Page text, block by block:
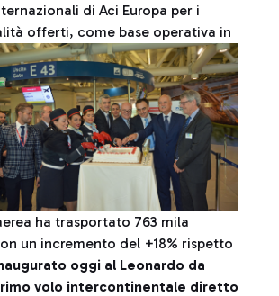
di Aci Europa per i
offerti, come base operativa in
ha trasportato 763 mila
un incremento del +18% rispetto
oggi al Leonardo da
volo intercontinentale diretto